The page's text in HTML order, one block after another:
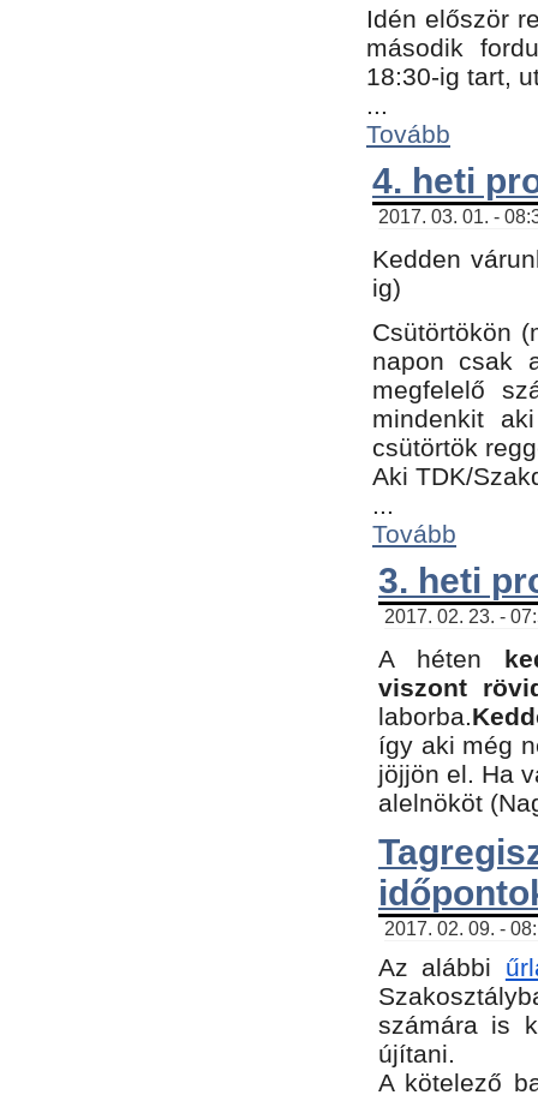
Idén először
második
18:30-ig tart,
...
Tovább
4. heti
2017. 03. 01. -
Kedden
ig)
Csütörtökön
napon csak
megfelelő
mindenkit
csütörtök
Aki TDK/
...
Tovább
3. heti
2017. 02. 23. -
A héten
viszont
laborba.
így aki még
jöjjön el. Ha
alelnököt
2017. 02. 09. -
Az alábbi
számára is
újítani.
​A kötelező